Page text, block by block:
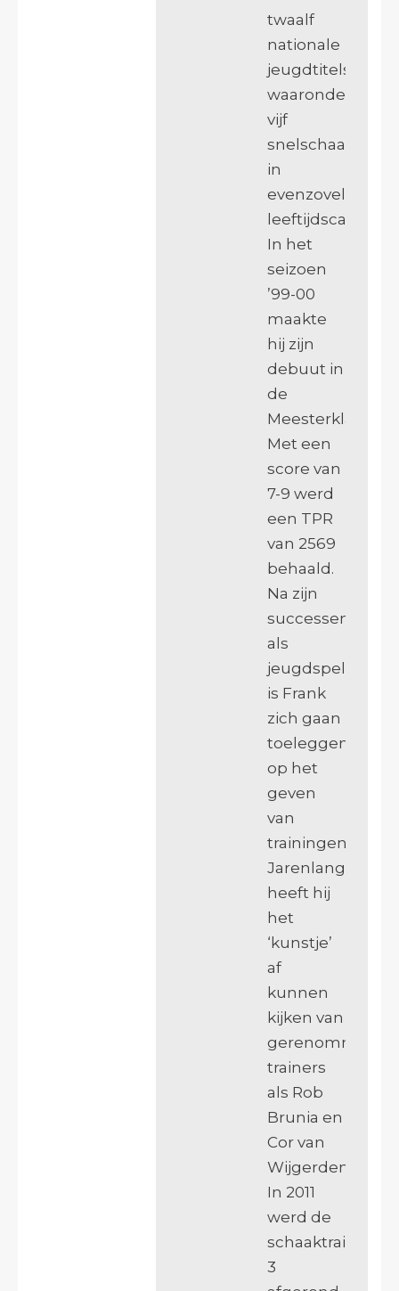
twaalf
nationale
jeugdtitels,
waaronder
vijf
snelschaaktitels
in
evenzovele
In het
seizoen
’99-00
maakte
hij zijn
debuut in
de
Meesterklasse.
Met een
score van
7-9 werd
een TPR
van 2569
behaald.
Na zijn
successen
als
jeugdspeler
is Frank
zich gaan
toeleggen
op het
geven
van
trainingen.
Jarenlang
heeft hij
het
‘kunstje’
af
kunnen
kijken van
trainers
als Rob
Brunia en
Cor van
Wijgerden.
In 2011
werd de
3